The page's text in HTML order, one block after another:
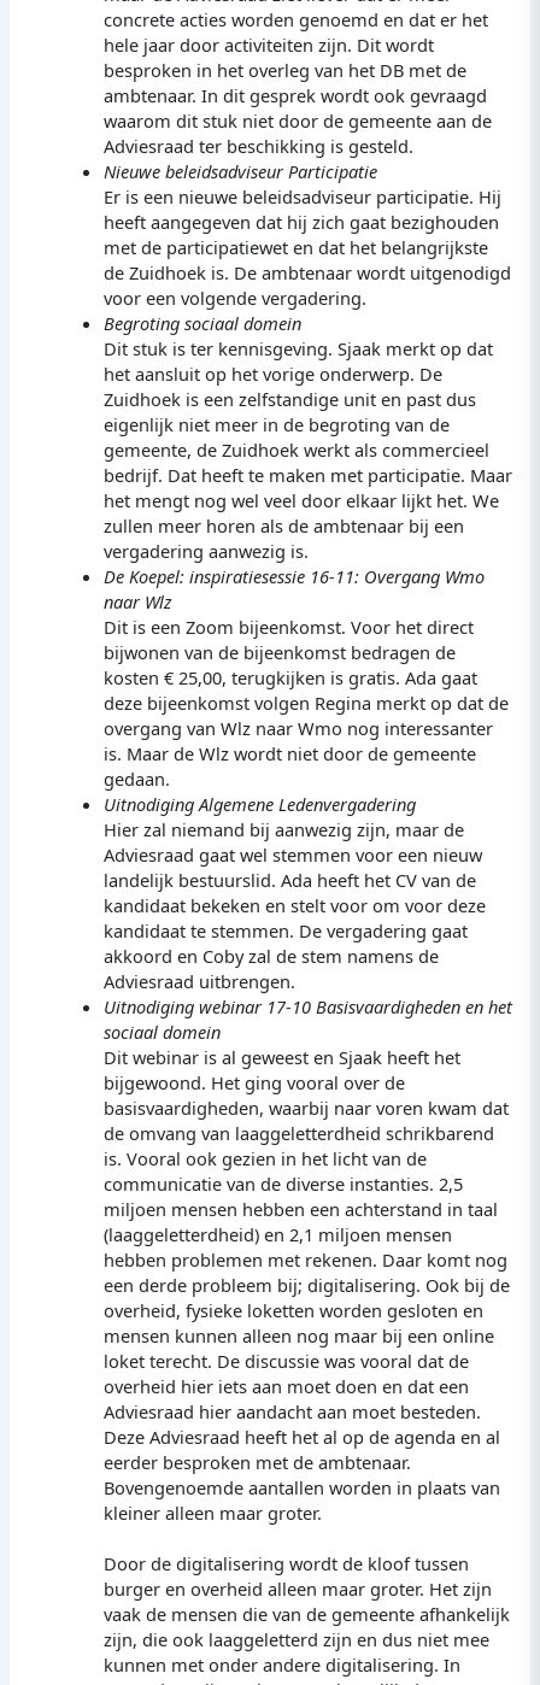
concrete acties worden genoemd en dat er het
hele jaar door activiteiten zijn. Dit wordt
besproken in het overleg van het DB met de
ambtenaar. In dit gesprek wordt ook gevraagd
waarom dit stuk niet door de gemeente aan de
Adviesraad ter beschikking is gesteld.
Nieuwe beleidsadviseur Participatie
Er is een nieuwe beleidsadviseur participatie. Hij
heeft aangegeven dat hij zich gaat bezighouden
met de participatiewet en dat het belangrijkste
de Zuidhoek is. De ambtenaar wordt uitgenodigd
voor een volgende vergadering.
Begroting sociaal domein
Dit stuk is ter kennisgeving. Sjaak merkt op dat
het aansluit op het vorige onderwerp. De
Zuidhoek is een zelfstandige unit en past dus
eigenlijk niet meer in de begroting van de
gemeente, de Zuidhoek werkt als commercieel
bedrijf. Dat heeft te maken met participatie. Maar
het mengt nog wel veel door elkaar lijkt het. We
zullen meer horen als de ambtenaar bij een
vergadering aanwezig is.
De Koepel: inspiratiesessie 16-11: Overgang Wmo
naar Wlz
Dit is een Zoom bijeenkomst. Voor het direct
bijwonen van de bijeenkomst bedragen de
kosten € 25,00, terugkijken is gratis. Ada gaat
deze bijeenkomst volgen Regina merkt op dat de
overgang van Wlz naar Wmo nog interessanter
is. Maar de Wlz wordt niet door de gemeente
gedaan.
Uitnodiging Algemene Ledenvergadering
Hier zal niemand bij aanwezig zijn, maar de
Adviesraad gaat wel stemmen voor een nieuw
landelijk bestuurslid. Ada heeft het CV van de
kandidaat bekeken en stelt voor om voor deze
kandidaat te stemmen. De vergadering gaat
akkoord en Coby zal de stem namens de
Adviesraad uitbrengen.
Uitnodiging webinar 17-10 Basisvaardigheden en het
sociaal domein
Dit webinar is al geweest en Sjaak heeft het
bijgewoond. Het ging vooral over de
basisvaardigheden, waarbij naar voren kwam dat
de omvang van laaggeletterdheid schrikbarend
is. Vooral ook gezien in het licht van de
communicatie van de diverse instanties. 2,5
miljoen mensen hebben een achterstand in taal
(laaggeletterdheid) en 2,1 miljoen mensen
hebben problemen met rekenen. Daar komt nog
een derde probleem bij; digitalisering. Ook bij de
overheid, fysieke loketten worden gesloten en
mensen kunnen alleen nog maar bij een online
loket terecht. De discussie was vooral dat de
overheid hier iets aan moet doen en dat een
Adviesraad hier aandacht aan moet besteden.
Deze Adviesraad heeft het al op de agenda en al
eerder besproken met de ambtenaar.
Bovengenoemde aantallen worden in plaats van
kleiner alleen maar groter.
Door de digitalisering wordt de kloof tussen
burger en overheid alleen maar groter. Het zijn
vaak de mensen die van de gemeente afhankelijk
zijn, die ook laaggeletterd zijn en dus niet mee
kunnen met onder andere digitalisering. In